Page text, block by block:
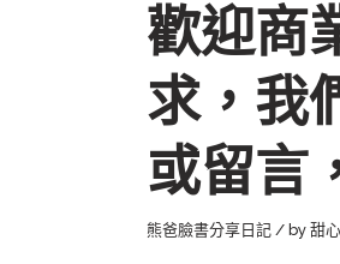
歡迎商
求，我
或留言
熊爸臉書分享日記 by 甜